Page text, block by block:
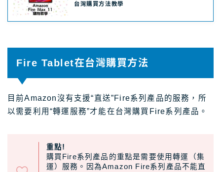
台灣購買方法教學
Fire Tablet在台灣購買方法
目前Amazon沒有支援“直送”Fire系列產品的服務，所
以需要利用“轉運服務”才能在台灣購買Fire系列產品。
重點!
購買Fire系列產品的重點是需要使用轉運（集
運）服務。因為Amazon Fire系列產品不能直